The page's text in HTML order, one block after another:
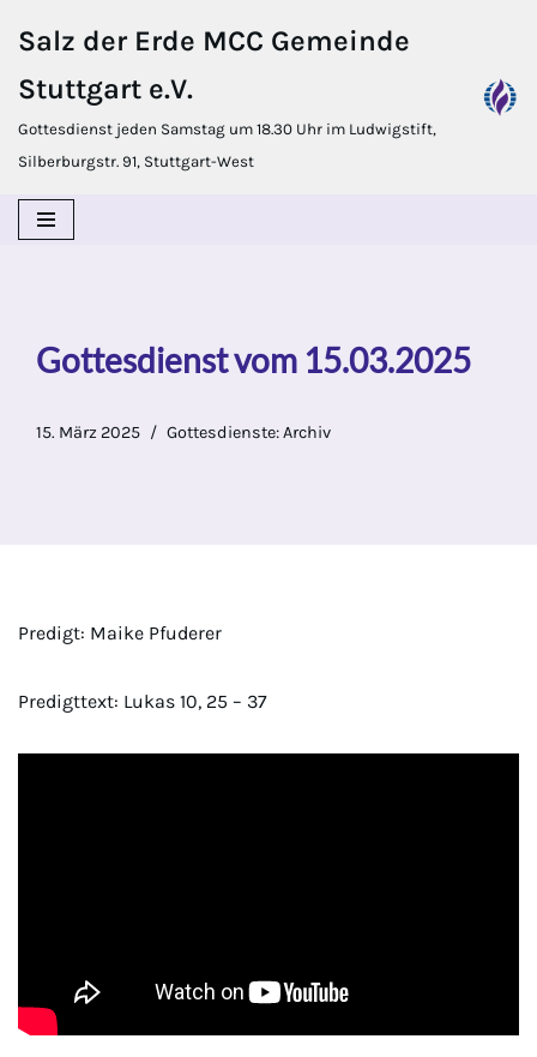
Inhalt
springen
Salz der Erde MCC Gemeinde
Stuttgart e.V.
Gottesdienst jeden Samstag um 18.30 Uhr im Ludwigstift,
Silberburgstr. 91, Stuttgart-West
Gottesdienst vom 15.03.2025
15. März 2025 Gottesdienste: Archiv
Predigt: Maike Pfuderer
Predigttext: Lukas 10, 25 – 37